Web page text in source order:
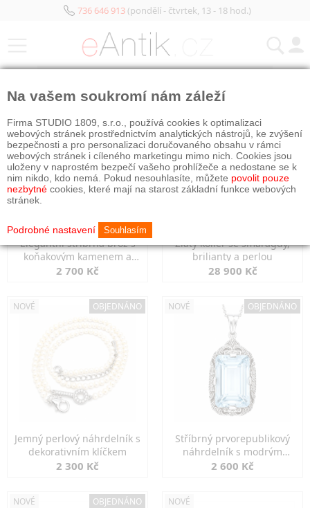
736 646 913(pondělí - čtvrtek, 13 - 18 hod.)
Elegantní stříbrná brož s
koňakovým kamenem a
markazity
2 700 Kč
Zlatý kolier se smaragdy,
brilianty a perlou
28 900 Kč
NOVÉ OBJEDNÁNO
Jemný perlový náhrdelník s
dekorativním klíčkem
2 300 Kč
NOVÉ OBJEDNÁNO
Stříbrný prvorepublikový
náhrdelník s modrým
spinelem
2 600 Kč
NOVÉ OBJEDNÁNO NOVÉ
Na vašem soukromí nám záleží
Firma STUDIO 1809, s.r.o., používá cookies k optimalizaci
webových stránek prostřednictvím analytických nástrojů, ke zvýšení
bezpečnosti a pro personalizaci doručovaného obsahu v rámci
webových stránek i cíleného marketingu mimo nich. Cookies jsou
uloženy v naprostém bezpečí vašeho prohlížeče a nedostane se k
nim nikdo, kdo nemá. Pokud nesouhlasíte, můžete povolit pouze
nezbytné cookies, které mají na starost základní funkce webových
stránek.
Podrobné nastavení Souhlasím